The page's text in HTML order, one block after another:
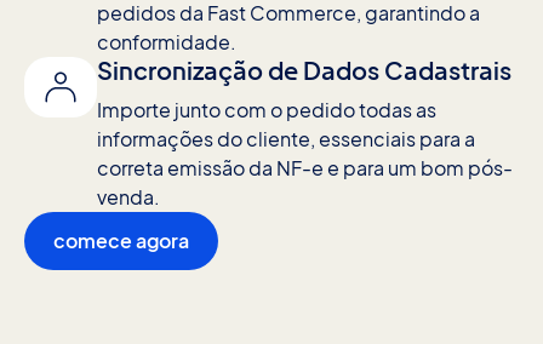
pedidos da Fast Commerce, garantindo a
conformidade.
Sincronização de Dados Cadastrais
Importe junto com o pedido todas as
informações do cliente, essenciais para a
correta emissão da NF-e e para um bom pós-
venda.
comece agora